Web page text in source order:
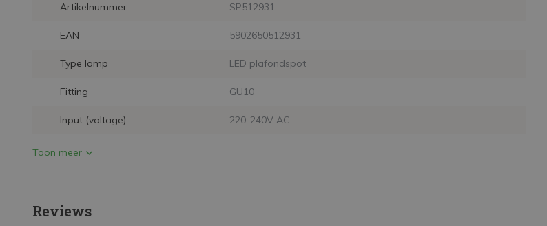
Artikelnummer SP512931
EAN 5902650512931
Type lamp LED plafondspot
Fitting GU10
Input (voltage) 220-240V AC
Toon meer
Reviews